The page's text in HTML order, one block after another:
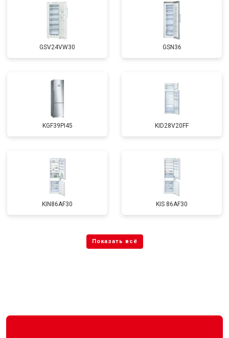
GSV24VW30 GSN36
KGF39PI45 KID28V20FF
KIN86AF30 KIS 86AF30